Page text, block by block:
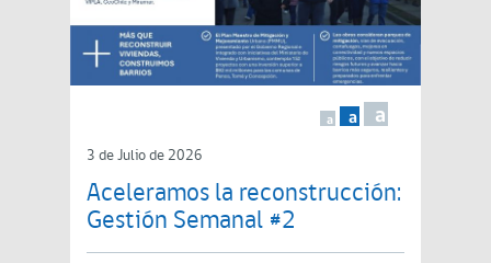
a a a
3 de Julio de 2026
Aceleramos la reconstrucción:
Gestión Semanal #2